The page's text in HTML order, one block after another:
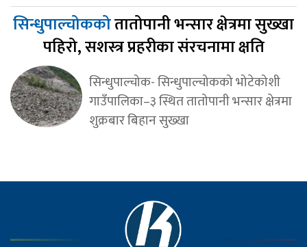
सिन्धुपाल्चोककोतातोपानी भन्सार क्षेत्रमा सुख्खा
पहिरो, सशस्त्र प्रहरीका संरचनामा क्षति
सिन्धुपाल्चोक- सिन्धुपाल्चोकको भोटेकोशी
गाउँपालिका–३ स्थित तातोपानी भन्सार क्षेत्रमा
शुक्रबार बिहान सुख्खा